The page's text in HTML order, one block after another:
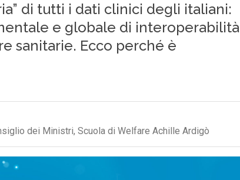
di tutti i dati clinici degli italiani:
e globale di interoperabilità
sanitarie. Ecco perché è
dei Ministri, Scuola di Welfare Achille Ardigò